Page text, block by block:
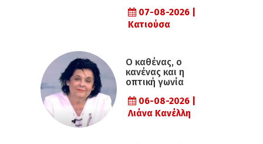
07-08-2026 |
Κατιούσα
Ο καθένας, ο
κανένας και η
οπτική γωνία
06-08-2026 |
Λιάνα Κανέλλη